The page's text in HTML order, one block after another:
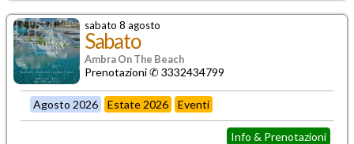
sabato 8 agosto
Sabato
Ambra On The Beach
Prenotazioni ✆ 3332434799
Agosto 2026 Estate 2026 Eventi
Info & Prenotazioni